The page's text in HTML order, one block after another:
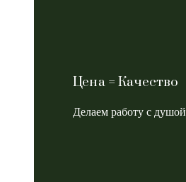
Цена = Качество
Делаем работу с душой